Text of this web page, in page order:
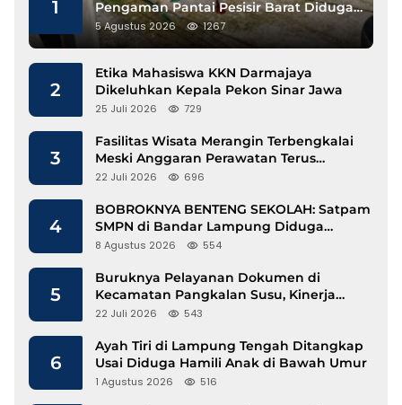
1
Pengaman Pantai Pesisir Barat Diduga
Gunakan Besi Banci
5 Agustus 2026 1267
2
Etika Mahasiswa KKN Darmajaya
Dikeluhkan Kepala Pekon Sinar Jawa
25 Juli 2026 729
3
Fasilitas Wisata Merangin Terbengkalai
Meski Anggaran Perawatan Terus
Mengalir
22 Juli 2026 696
4
BOBROKNYA BENTENG SEKOLAH: Satpam
SMPN di Bandar Lampung Diduga
Lecehkan Siswi
8 Agustus 2026 554
5
Buruknya Pelayanan Dokumen di
Kecamatan Pangkalan Susu, Kinerja
Disdukcapil Langkat Disorot
22 Juli 2026 543
6
Ayah Tiri di Lampung Tengah Ditangkap
Usai Diduga Hamili Anak di Bawah Umur
1 Agustus 2026 516